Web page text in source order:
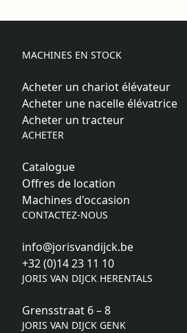
MACHINES EN STOCK
Acheter un chariot élévateur
Acheter une nacelle élévatrice
Acheter un tracteur
ACHETER
Catalogue
Offres de location
Machines d'occasion
CONTACTEZ-NOUS
info@jorisvandijck.be
+32 (0)14 23 11 10
JORIS VAN DIJCK HERENTALS
Grensstraat 6 – 8
JORIS VAN DIJCK GENK